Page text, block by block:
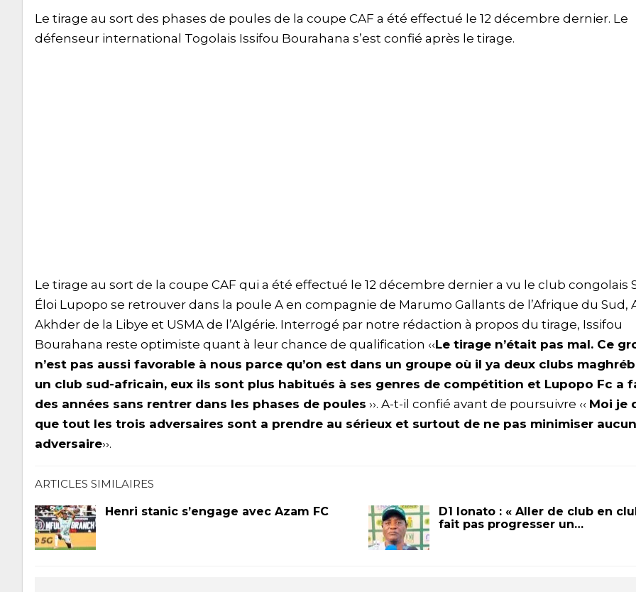
Le tirage au sort des phases de poules de la coupe CAF a été effectué le 12 décembre dernier. Le
défenseur international Togolais Issifou Bourahana s’est confié après le tirage.
Le tirage au sort de la coupe CAF qui a été effectué le 12 décembre dernier a vu le club congolais
Éloi Lupopo se retrouver dans la poule A en compagnie de Marumo Gallants de l’Afrique du Sud,
Akhder de la Libye et USMA de l’Algérie. Interrogé par notre rédaction à propos du tirage, Issifou
Bourahana reste optimiste quant à leur chance de qualification ‹‹Le tirage n’était pas mal. Ce
n’est pas aussi favorable à nous parce qu’on est dans un groupe où il ya deux clubs
un club sud-africain, eux ils sont plus habitués à ses genres de compétition et Lupopo Fc a
des années sans rentrer dans les phases de poules ››. A-t-il confié avant de poursuivre ‹‹ Moi je
que tout les trois adversaires sont a prendre au sérieux et surtout de ne pas minimiser aucun
adversaire››.
ARTICLES SIMILAIRES
Henri stanic s’engage avec Azam FC
D1 lonato : « Aller de club en
fait pas progresser un…